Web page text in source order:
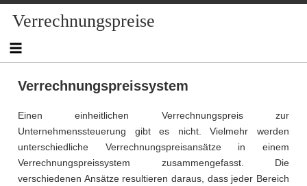
to
Verrechnungspreise
Verrechnungspreissystem
Einen einheitlichen Verrechnungspreis zur
Unternehmenssteuerung gibt es nicht. Vielmehr werden
unterschiedliche Verrechnungspreisansätze in einem
Verrechnungspreissystem zusammengefasst. Die
verschiedenen Ansätze resultieren daraus, dass jeder Bereich